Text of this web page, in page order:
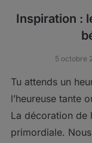
Inspiration :
5 octobre
Tu attends un
l’heureuse tante
La décoration de
primordiale.